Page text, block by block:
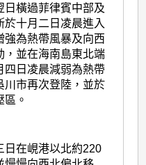
日橫過菲律賓中部及
於十月二日凌晨進入
強為熱帶風暴及向西
，並在海南島東北端
四日凌晨減弱為熱帶
川市再次登陸，並於
。
日在峴港以北約220